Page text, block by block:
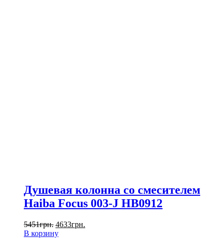
Душевая колонна со смесителем
Haiba Focus 003-J HB0912
5451грн. 4633грн.
В корзину